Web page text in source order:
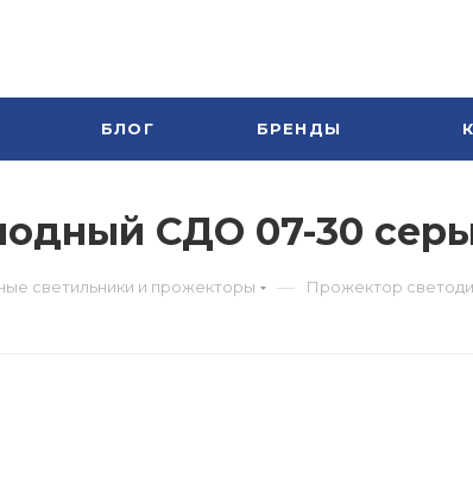
БЛОГ БРЕНДЫ
СДО 07-30
светильники и прожекторы — Прожектор